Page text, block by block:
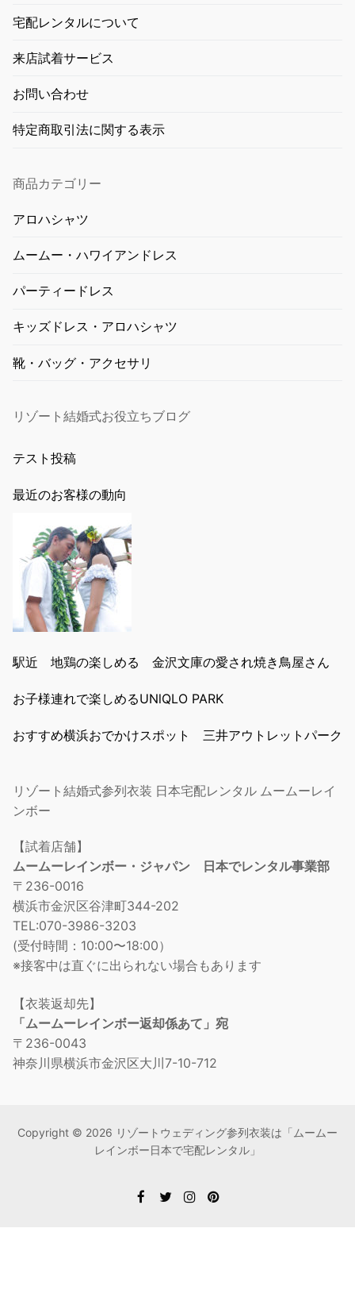
宅配レンタルについて
来店試着サービス
お問い合わせ
特定商取引法に関する表示
商品カテゴリー
アロハシャツ
ムームー・ハワイアンドレス
パーティードレス
キッズドレス・アロハシャツ
靴・バッグ・アクセサリ
リゾート結婚式お役立ちブログ
テスト投稿
最近のお客様の動向
駅近 地鶏の楽しめる 金沢文庫の愛され焼き鳥屋さん
お子様連れで楽しめるUNlQLO PARK
おすすめ横浜おでかけスポット 三井アウトレットパーク
リゾート結婚式参列衣装 日本宅配レンタル ムームーレイ
ンボー
【試着店舗】
ムームーレインボー・ジャパン 日本でレンタル事業部
〒236-0016
横浜市金沢区谷津町344-202
TEL:070-3986-3203
(受付時間：10:00〜18:00）
※接客中は直ぐに出られない場合もあります
【衣装返却先】
「ムームーレインボー返却係あて」宛
〒236-0043
神奈川県横浜市金沢区大川7-10-712
Copyright © 2026 リゾートウェディング参列衣装は「ムームー
レインボー日本で宅配レンタル」